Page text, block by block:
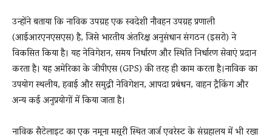
उन्होंने बताया कि नाविक उपग्रह एक स्वदेशी नौवहन उपग्रह प्रणाली
(आईआरएनएसएस) है, जिसे भारतीय अंतरिक्ष अनुसंधान संगठन (इसरो) ने
विकसित किया है। यह नेविगेशन, समय निर्धारण और स्थिति निर्धारण सेवाएं प्रदान
करता है। यह अमेरिका के जीपीएस (GPS) की तरह ही काम करता है।नाविक का
उपयोग स्थलीय, हवाई और समुद्री नेविगेशन, आपदा प्रबंधन, वाहन ट्रैकिंग और
अन्य कई अनुप्रयोगों में किया जाता है।
नाविक सैटेलाइट का एक नमूना मसूरी स्थित जार्ज एवरेस्ट के संग्रहालय में भी रखा